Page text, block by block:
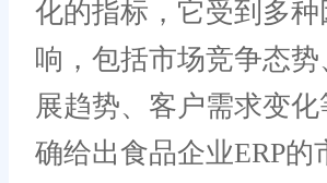
化的指标，它受到多种
响，包括市场竞争态势
展趋势、客户需求变
确给出食品企业ERP的